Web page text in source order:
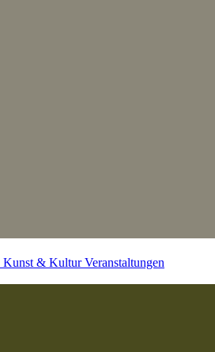
Kunst & KulturVeranstaltungen